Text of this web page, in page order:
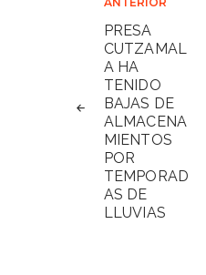
Navegación
de
entradas
PRESA
CUTZAMAL
A HA
TENIDO
BAJAS DE
ALMACENA
MIENTOS
POR
TEMPORAD
AS DE
LLUVIAS